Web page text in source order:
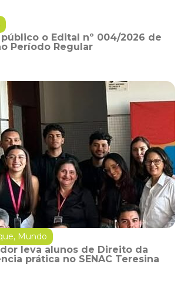
público o Edital nº 004/2026 de
Período Regular
, Mundo
leva alunos de Direito da
prática no SENAC Teresina